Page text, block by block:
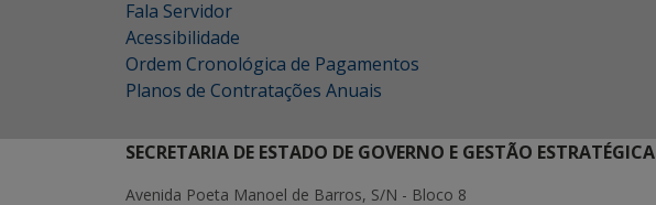
Fala Servidor
Acessibilidade
Ordem Cronológica de Pagamentos
Planos de Contratações Anuais
SECRETARIA DE ESTADO DE GOVERNO E GESTÃO ESTRATÉGICA
Avenida Poeta Manoel de Barros, S/N - Bloco 8